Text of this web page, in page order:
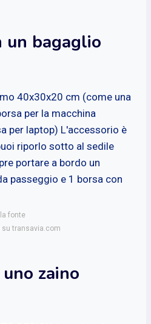
un bagaglio
40x30x20 cm (come una
per la macchina
per laptop) L'accessorio è
riporlo sotto al sedile
portare a bordo un
passeggio e 1 borsa con
fonte
transavia.com
zaino